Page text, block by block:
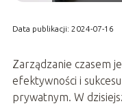
Data publikacji: 2024-07-16
Zarządzanie czasem
efektywności i
prywatnym. W